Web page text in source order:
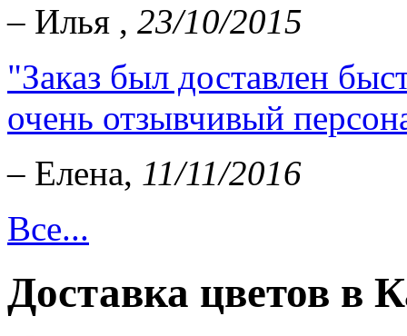
– Илья , 23/10/2015
"Заказ был доставлен
очень отзывчивый
– Елена, 11/11/2016
Все...
Доставка цветов в